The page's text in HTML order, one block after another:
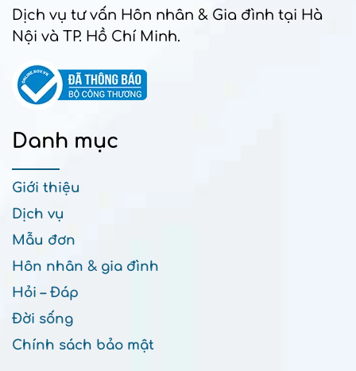
Dịch vụ tư vấn Hôn nhân & Gia đình tại Hà
Nội và TP. Hồ Chí Minh.
Danh mục
Giới thiệu
Dịch vụ
Mẫu đơn
Hôn nhân & gia đình
Hỏi – Đáp
Đời sống
Chính sách bảo mật